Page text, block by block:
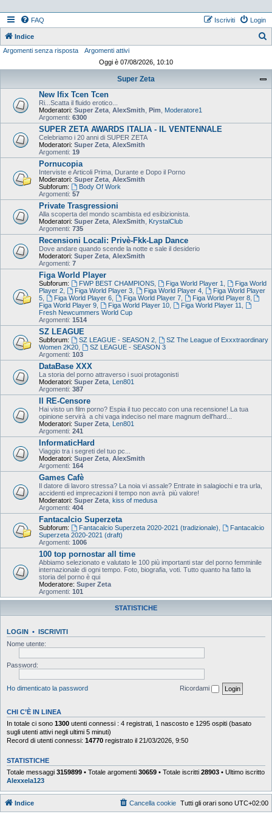
FAQ Login
Iscriviti
Indice
Argomenti senza risposta
Argomenti attivi
Oggi è 07/08/2026, 10:10
Super Zeta
New Ifix Tcen Tcen
Ri...Scatta il fluido erotico...
Moderatori: Super Zeta AlexSmith Pim
Moderatore1
Argomenti: 6300
SUPER ZETA AWARDS ITALIA - IL VENTENNALE
Celebriamo i 20 anni di SUPER ZETA
Moderatori: Super Zeta AlexSmith
Argomenti: 19
Pornucopia
Interviste e Articoli Prima, Durante e Dopo il Porno
Moderatori: Super Zeta AlexSmith
Subforum:
Body Of Work
Argomenti: 57
Private Trasgressioni
Alla scoperta del mondo scambista ed esibizionista.
Moderatori: Super Zeta AlexSmith
KrystalClub
Argomenti: 735
Recensioni Locali: Privè-Fkk-Lap Dance
Dove andare quando scende la notte e sale il desiderio
Moderatori: Super Zeta AlexSmith
Argomenti: 7
Figa World Player
Subforum: FWP BEST CHAMPIONS, Figa World Player 1
Figa World
Player 2
Figa World Player 3, Figa World Player 4,
Figa World Player
5
Figa World Player 6, Figa World Player 7, Figa World Player 8,
Figa World Player 9
Figa World Player 10, Figa World Player 11
Fresh Newcummers World Cup
Argomenti: 1514
SZ LEAGUE
Subforum: SZ LEAGUE - SEASON 2,
SZ The League of Exxxtraordinary
Women 2K20
SZ LEAGUE - SEASON 3
Argomenti: 103
DataBase XXX
La storia del porno attraverso i suoi protagonisti
Moderatori: Super Zeta Len801
Argomenti: 387
Il RE-Censore
Hai visto un film porno? Espia il tuo peccato con una recensione! La tua
opinione servirà a chi vaga indeciso nel mare magnum dell'hard...
Moderatori: Super Zeta Len801
Argomenti: 241
InformaticHard
Viaggio tra i segreti del tuo pc...
Moderatori: Super Zeta AlexSmith
Argomenti: 164
Games Cafè
Il datore di lavoro stressa? La noia vi assale? Entrate in salagiochi e tra urla,
accidenti ed imprecazioni il tempo non avrà più valore!
Moderatori: Super Zeta kiss of medusa
Argomenti: 404
Fantacalcio Superzeta
Subforum: Fantacalcio Superzeta 2020-2021 (tradizionale)
Fantacalcio
Superzeta 2020-2021 (draft)
Argomenti: 1006
100 top pornostar all time
Abbiamo selezionato e valutato le 100 più importanti star del porno femminile
internazionale di ogni tempo. Foto, biografia, voti. Tutto quanto ha fatto la
storia del porno è qui
Moderatore: Super Zeta
Argomenti: 101
STATISTICHE
LOGIN • ISCRIVITI
Nome utente:
Password:
Ho dimenticato la password Ricordami
CHI C’È IN LINEA
In totale ci sono 1300 utenti connessi : 4 registrati, 1 nascosto e 1295 ospiti (basato
sugli utenti attivi negli ultimi 5 minuti)
Record di utenti connessi: 14770 registrato il 21/03/2026, 9:50
STATISTICHE
Totale messaggi 3159899 • Totale argomenti 30659 • Totale iscritti 28903 • Ultimo iscritto
Alexxela123
Indice Tutti gli orari sono UTC+02:00
Cancella cookie